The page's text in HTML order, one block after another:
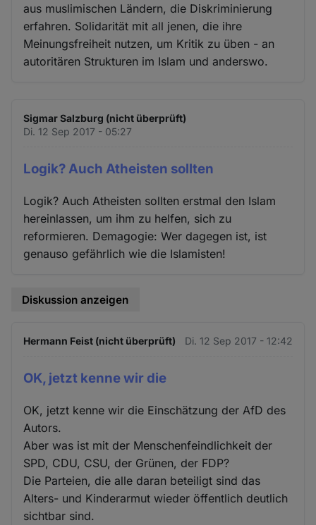
aus muslimischen Ländern, die Diskriminierung
erfahren. Solidarität mit all jenen, die ihre
Meinungsfreiheit nutzen, um Kritik zu üben - an
autoritären Strukturen im Islam und anderswo.
Sigmar Salzburg (nicht überprüft)
Di. 12 Sep 2017 - 05:27
Logik? Auch Atheisten sollten
Logik? Auch Atheisten sollten erstmal den Islam
hereinlassen, um ihm zu helfen, sich zu
reformieren. Demagogie: Wer dagegen ist, ist
genauso gefährlich wie die Islamisten!
Diskussion anzeigen
Hermann Feist (nicht überprüft) Di. 12 Sep 2017 - 12:42
OK, jetzt kenne wir die
OK, jetzt kenne wir die Einschätzung der AfD des
Autors.
Aber was ist mit der Menschenfeindlichkeit der
SPD, CDU, CSU, der Grünen, der FDP?
Die Parteien, die alle daran beteiligt sind das
Alters- und Kinderarmut wieder öffentlich deutlich
sichtbar sind.